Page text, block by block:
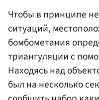
Чтобы в принципе
ситуаций,
бомбометания
триангуляции с
Находясь над
был на несколько